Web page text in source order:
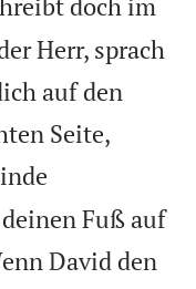
Herr, sprach
auf den
Seite,
Fuß auf
David den